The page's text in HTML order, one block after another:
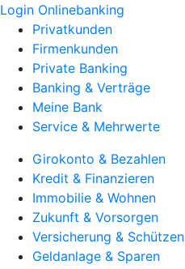
Login Onlinebanking
Privatkunden
Firmenkunden
Private Banking
Banking & Verträge
Meine Bank
Service & Mehrwerte
Girokonto & Bezahlen
Kredit & Finanzieren
Immobilie & Wohnen
Zukunft & Vorsorgen
Versicherung & Schützen
Geldanlage & Sparen